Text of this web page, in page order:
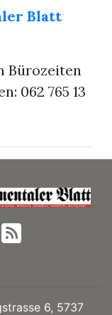
Blatt
Bürozeiten
062 765 13
6, 5737